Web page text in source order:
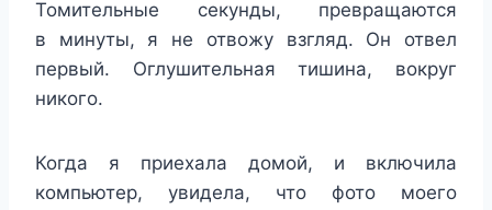
Томительные секунды, превращаются
в минуты, я не отвожу взгляд. Он отвел
первый. Оглушительная тишина, вокруг
никого.
Когда я приехала домой, и включила
компьютер, увидела, что фото моего